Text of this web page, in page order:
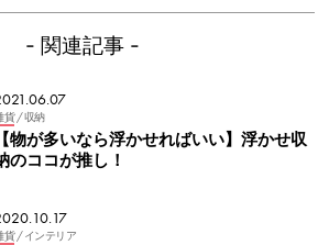
- 関連記事 -
貨 / 収納
【物が多いなら浮かせればいい】浮かせ収
のココが推し！
貨 / インテリア